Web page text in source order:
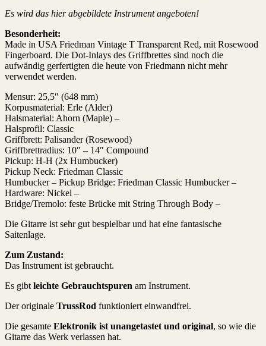
Es wird das hier abgebildete Instrument angeboten!
Besonderheit:
Made in USA Friedman Vintage T Transparent Red, mit Rosewood
Fingerboard. Die Dot-Inlays des Griffbrettes sind noch die
aufwändig gerfertigten die heute von Friedmann nicht mehr
verwendet werden.
Mensur: 25,5″ (648 mm)
Korpusmaterial: Erle (Alder)
Halsmaterial: Ahorn (Maple) –
Halsprofil: Classic
Griffbrett: Palisander (Rosewood)
Griffbrettradius: 10″ – 14″ Compound
Pickup: H-H (2x Humbucker)
Pickup Neck: Friedman Classic
Humbucker – Pickup Bridge: Friedman Classic Humbucker –
Hardware: Nickel –
Bridge/Tremolo: feste Brücke mit String Through Body –
Die Gitarre ist sehr gut bespielbar und hat eine fantasische
Saitenlage.
Zum Zustand:
Das Instrument ist gebraucht.
Es gibt leichte Gebrauchtspuren am Instrument.
Der originale TrussRod funktioniert einwandfrei.
Die gesamte Elektronik ist unangetastet und original, so wie die
Gitarre das Werk verlassen hat.